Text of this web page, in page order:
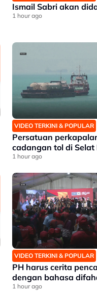
Ismail Sabri akan
1 hour ago
VIDEO TERKINI & POPULAR
Persatuan
cadangan tol di Selat
1 hour ago
VIDEO TERKINI & POPULAR
PH harus cerita
dengan bahasa
1 hour ago